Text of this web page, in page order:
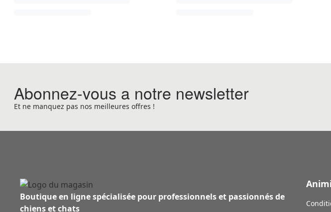
Abonnez-vous a notre newsletter
Et ne manquez pas nos meilleures offres !
Boutique en ligne spécialisée pour professionnels et passionnés de
chiens et chats